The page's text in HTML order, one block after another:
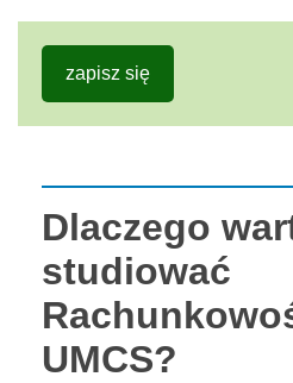
zapisz się
Dlaczego
studiować
UMCS?